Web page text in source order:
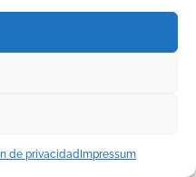
de privacidad Impressum